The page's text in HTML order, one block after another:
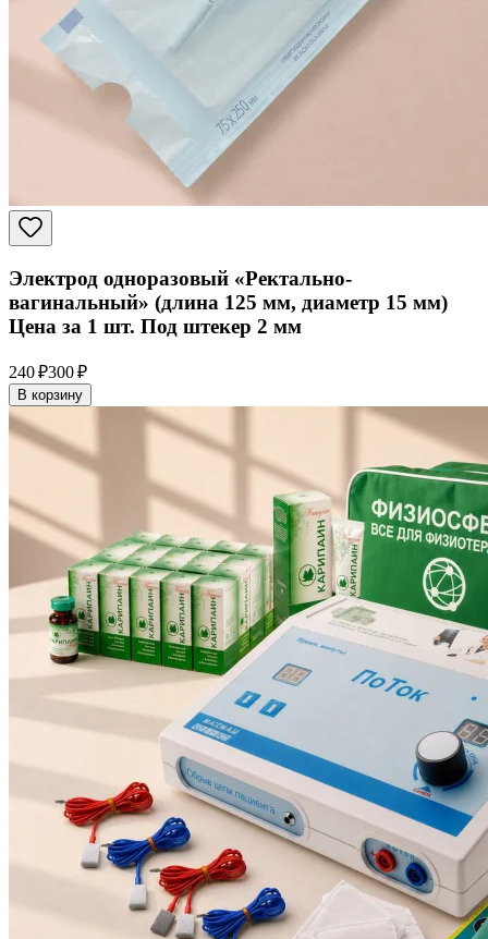
Электрод одноразовый «Ректально-
вагинальный» (длина 125 мм, диаметр 15 мм)
Цена за 1 шт. Под штекер 2 мм
240 ₽300 ₽
В корзину